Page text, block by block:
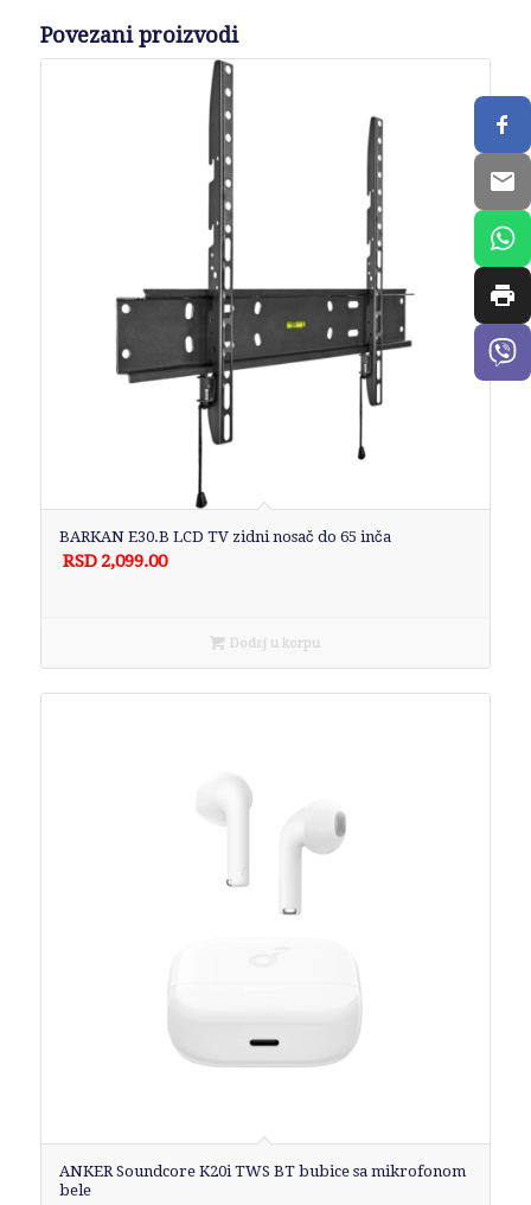
Povezani proizvodi
BARKAN E30.B LCD TV zidni nosač do 65 inča
RSD 2,099.00
Dodaj u korpu
ANKER Soundcore K20i TWS BT bubice sa mikrofonom
bele